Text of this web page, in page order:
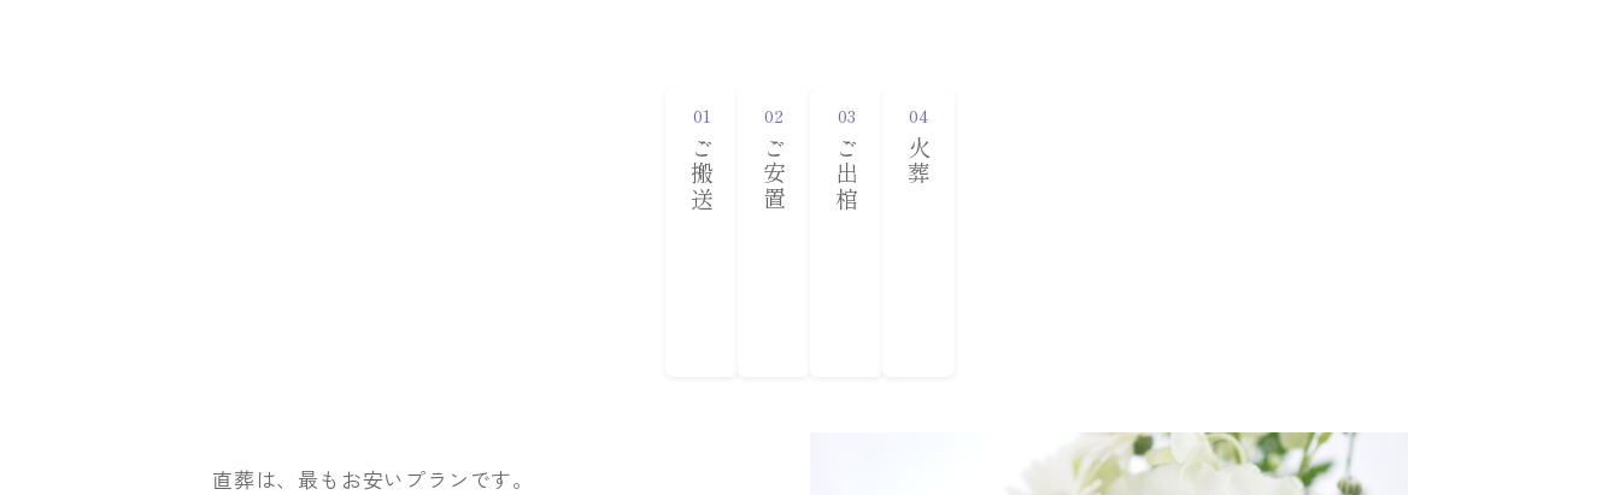
ご搬送 ご安置 ご出棺 火葬
直葬は、最もお安いプランです。